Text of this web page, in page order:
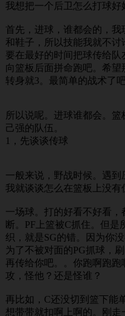
我想把一个后卫怎么打球好
首先，进球，谁都会的，
和鞋子，所以技能我就不讨
要在最好的时间把球传给队
向篮板后面拼命跑吧。希
转身就3。最简单的战术了吧
所以说呢。进球谁都会。
己强的队伍。
1，先谈谈传球
一般来说，野战时候。遇到
我就谈谈怎么在篮板上没有
一场球。打的好看不好看，
断。PF上篮被C抓住。但是
织，就是SG的错。因为你
为了不被对面的PG抓球，
再传给你吧。。你跑啊跑
攻，怪他？还是怪谁？
再比如，C还没切到篮下能
想带带就扣啊上啊的。刚